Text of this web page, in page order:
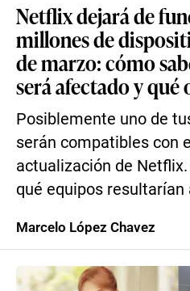
Netflix dejará de
millones de
de marzo: cómo
será afectado y qué
Posiblemente uno de
serán compatibles con
actualización de
qué equipos resultarían
Marcelo López Chavez